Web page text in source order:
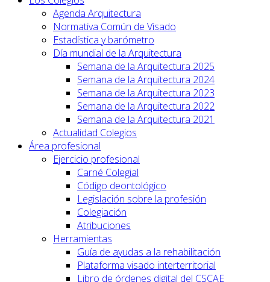
Agenda Arquitectura
Normativa Común de Visado
Estadística y barómetro
Día mundial de la Arquitectura
Semana de la Arquitectura 2025
Semana de la Arquitectura 2024
Semana de la Arquitectura 2023
Semana de la Arquitectura 2022
Semana de la Arquitectura 2021
Actualidad Colegios
Área profesional
Ejercicio profesional
Carné Colegial
Código deontológico
Legislación sobre la profesión
Colegiación
Atribuciones
Herramientas
Guía de ayudas a la rehabilitación
Plataforma visado interterritorial
Libro de órdenes digital del CSCAE